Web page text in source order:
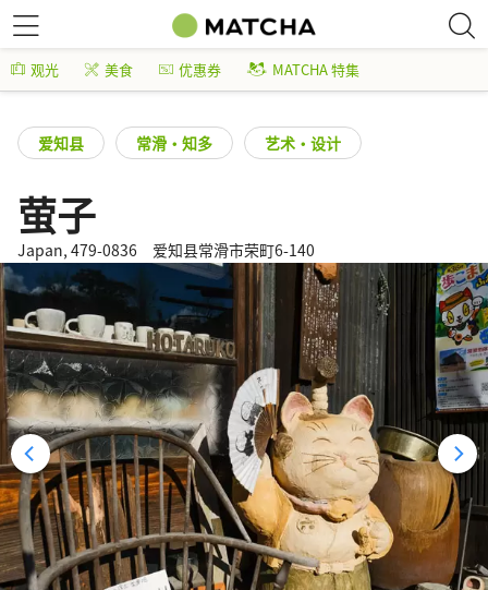
观光 美食 优惠券 MATCHA 特集
爱知县 常滑・知多 艺术・设计
萤子
Japan, 479-0836 爱知县常滑市荣町6-140